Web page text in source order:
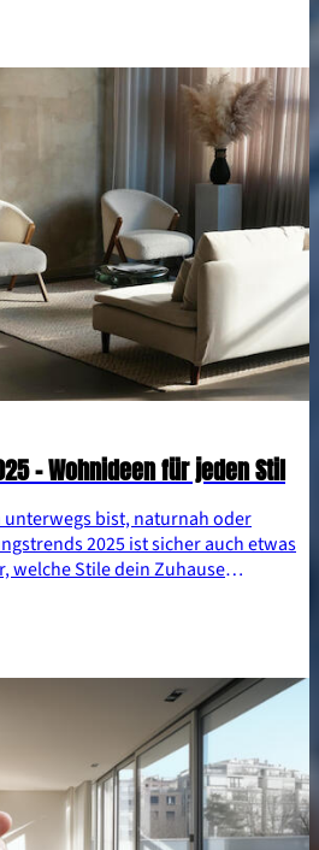
– Wohnideen für jeden Stil
bist, naturnah oder
2025 ist sicher auch etwas
welche Stile dein Zuhause